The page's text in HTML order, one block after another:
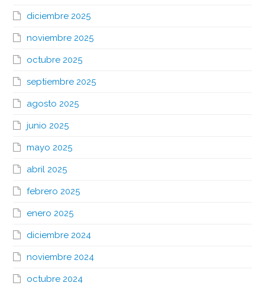
diciembre 2025
noviembre 2025
octubre 2025
septiembre 2025
agosto 2025
junio 2025
mayo 2025
abril 2025
febrero 2025
enero 2025
diciembre 2024
noviembre 2024
octubre 2024